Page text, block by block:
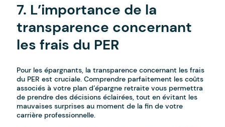
7. L’importance de la
transparence concernant
les frais du PER
Pour les épargnants, la transparence concernant les frais
du PER est cruciale. Comprendre parfaitement les coûts
associés à votre plan d’épargne retraite vous permettra
de prendre des décisions éclairées, tout en évitant les
mauvaises surprises au moment de la fin de votre
carrière professionnelle.